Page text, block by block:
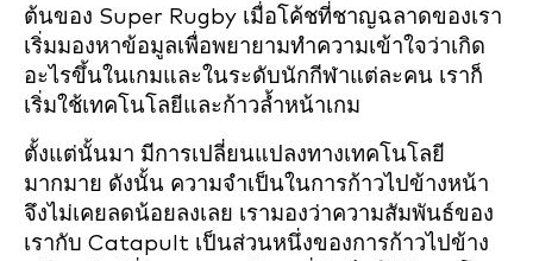
ต้นของ Super Rugby เมื่อโค้ชที่ชาญฉลาดของเรา
เริ่มมองหาข้อมูลเพื่อพยายามทำความเข้าใจว่าเกิด
อะไรขึ้นในเกมและในระดับนักกีฬาแต่ละคน เราก็
เริ่มใช้เทคโนโลยีและก้าวล้ำหน้าเกม
ตั้งแต่นั้นมา มีการเปลี่ยนแปลงทางเทคโนโลยี
มากมาย ดังนั้น ความจำเป็นในการก้าวไปข้างหน้า
จึงไม่เคยลดน้อยลงเลย เรามองว่าความสัมพันธ์ของ
เรากับ Catapult เป็นส่วนหนึ่งของการก้าวไปข้าง